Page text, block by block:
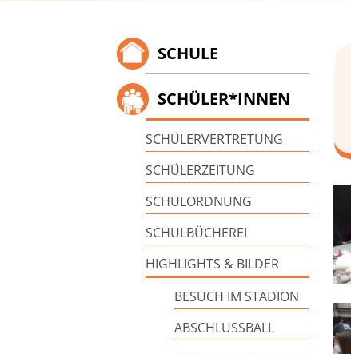
SCHULE
SCHÜLER*INNEN
SCHÜLERVERTRETUNG
SCHÜLERZEITUNG
SCHULORDNUNG
SCHULBÜCHEREI
HIGHLIGHTS & BILDER
BESUCH IM STADION
ABSCHLUSSBALL